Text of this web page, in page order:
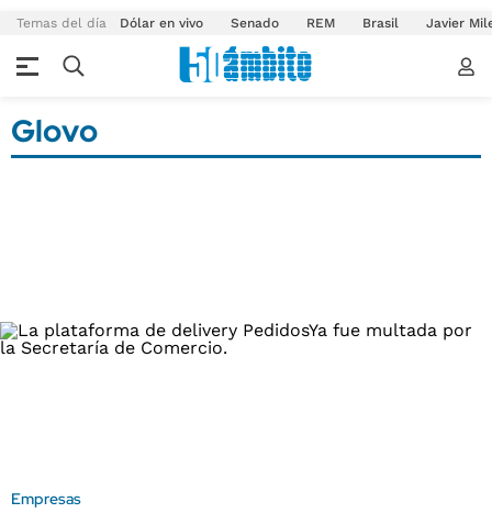
Temas del día Dólar en vivo Senado REM Brasil Javier
Glovo
Empresas